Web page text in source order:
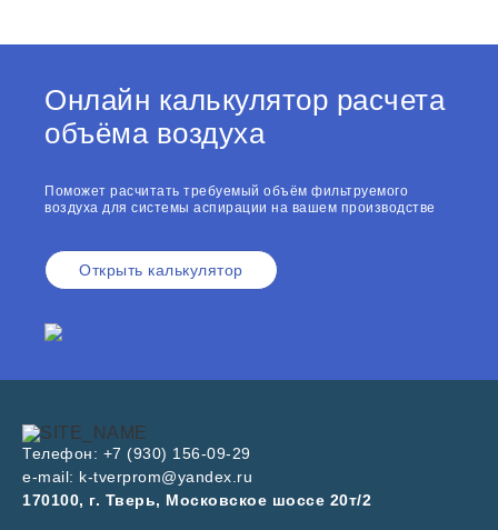
Онлайн калькулятор расчета
объёма воздуха
Поможет расчитать требуемый объём фильтруемого
воздуха для системы аспирации на вашем производстве
Открыть калькулятор
Телефон: +7 (930) 156-09-29
e-mail: k-tverprom@yandex.ru
170100, г. Тверь, Московское шоссе 20т/2